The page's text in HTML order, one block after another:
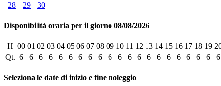
28
29 30
Disponibilità oraria per il giorno 08/08/2026
H 00 01 02 03 04 05 06 07 08 09 10 11 12 13 14 15 16 17 18 19
Qt. 6 6 6 6 6 6 6 6 6 6 6 6 6 6 6 6 6 6 6 6 6
Seleziona le date di inizio e fine noleggio